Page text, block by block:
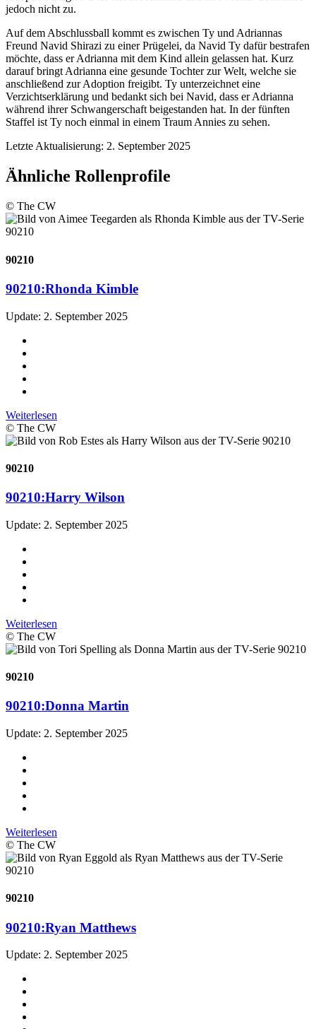
jedoch nicht zu.
Auf dem Abschlussball kommt es zwischen Ty und Adriannas
Freund Navid Shirazi zu einer Prügelei, da Navid Ty dafür bestrafen
möchte, dass er Adrianna mit dem Kind allein gelassen hat. Kurz
darauf bringt Adrianna eine gesunde Tochter zur Welt, welche sie
anschließend zur Adoption freigibt. Ty unterzeichnet eine
Verzichtserklärung und bedankt sich bei Navid, dass er Adrianna
während ihrer Schwangerschaft beigestanden hat. In der fünften
Staffel ist Ty noch einmal in einem Traum Annies zu sehen.
Letzte Aktualisierung: 2. September 2025
Ähnliche Rollenprofile
© The CW
90210
90210:Rhonda Kimble
Update: 2. September 2025
Weiterlesen
© The CW
90210
90210:Harry Wilson
Update: 2. September 2025
Weiterlesen
© The CW
90210
90210:Donna Martin
Update: 2. September 2025
Weiterlesen
© The CW
90210
90210:Ryan Matthews
Update: 2. September 2025